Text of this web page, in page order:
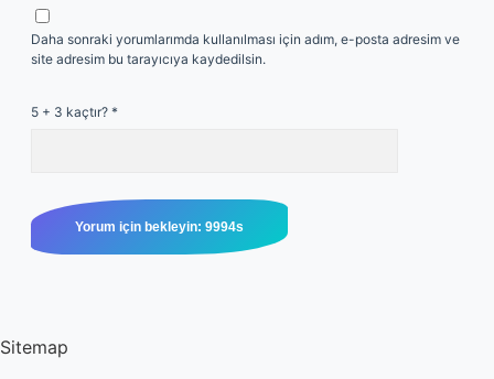
Daha sonraki yorumlarımda kullanılması için adım, e-posta adresim ve
site adresim bu tarayıcıya kaydedilsin.
5 + 3 kaçtır? *
Sitemap